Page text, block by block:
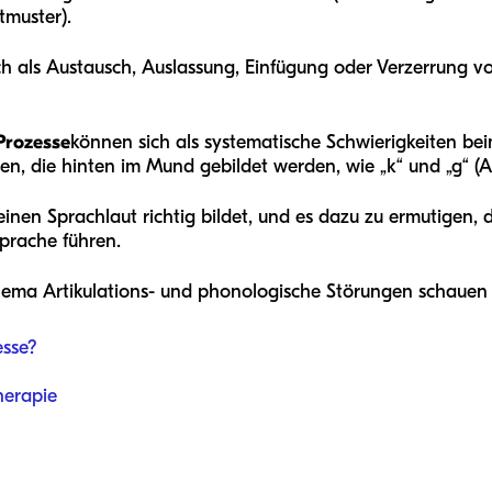
als Austausch, Auslassung, Einfügung oder Verzerrung
können sich als systematische Schwierigkeiten
die hinten im Mund gebildet werden, wie „k“ und „g“
Sprachlaut richtig bildet, und es dazu zu ermutigen,
führen.
Artikulations- und phonologische Störungen